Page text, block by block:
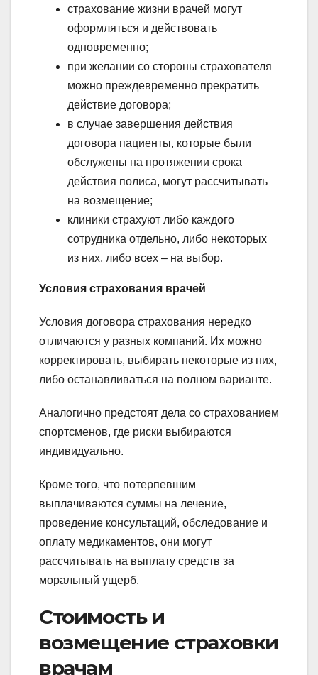
страхование жизни врачей могут
оформляться и действовать
одновременно;
при желании со стороны страхователя
можно преждевременно прекратить
действие договора;
в случае завершения действия
договора пациенты, которые были
обслужены на протяжении срока
действия полиса, могут рассчитывать
на возмещение;
клиники страхуют либо каждого
сотрудника отдельно, либо некоторых
из них, либо всех – на выбор.
Условия страхования врачей
Условия договора страхования нередко
отличаются у разных компаний. Их можно
корректировать, выбирать некоторые из них,
либо останавливаться на полном варианте.
Аналогично предстоят дела со страхованием
спортсменов, где риски выбираются
индивидуально.
Кроме того, что потерпевшим
выплачиваются суммы на лечение,
проведение консультаций, обследование и
оплату медикаментов, они могут
рассчитывать на выплату средств за
моральный ущерб.
Стоимость и
возмещение страховки
врачам